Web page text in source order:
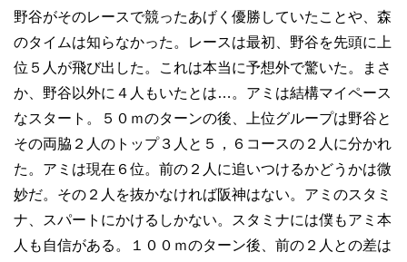
野谷がそのレースで競ったあげく優勝していたことや、森
のタイムは知らなかった。レースは最初、野谷を先頭に上
位５人が飛び出した。これは本当に予想外で驚いた。まさ
か、野谷以外に４人もいたとは…。アミは結構マイペース
なスタート。５０ｍのターンの後、上位グループは野谷と
その両脇２人のトップ３人と５，６コースの２人に分かれ
た。アミは現在６位。前の２人に追いつけるかどうかは微
妙だ。その２人を抜かなければ阪神はない。アミのスタミ
ナ、スパートにかけるしかない。スタミナには僕もアミ本
人も自信がある。１００ｍのターン後、前の２人との差は